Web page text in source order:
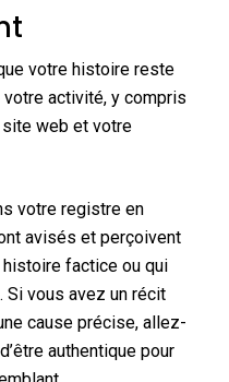
votre histoire reste
activité, y compris
web et votre
votre registre en
avisés et perçoivent
factice ou qui
Si vous avez un récit
cause précise, allez-
authentique pour